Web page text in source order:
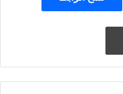
مشاركة عبر البريد